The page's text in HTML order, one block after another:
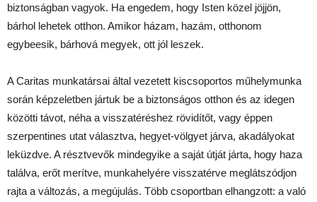
biztonságban vagyok. Ha engedem, hogy Isten közel jöjjön,
bárhol lehetek otthon. Amikor házam, hazám, otthonom
egybeesik, bárhová megyek, ott jól leszek.
A Caritas munkatársai által vezetett kiscsoportos műhelymunka
során képzeletben jártuk be a biztonságos otthon és az idegen
közötti távot, néha a visszatéréshez rövidítőt, vagy éppen
szerpentines utat választva, hegyet-völgyet járva, akadályokat
leküzdve. A résztvevők mindegyike a saját útját járta, hogy haza
találva, erőt merítve, munkahelyére visszatérve meglátszódjon
rajta a változás, a megújulás. Több csoportban elhangzott: a való